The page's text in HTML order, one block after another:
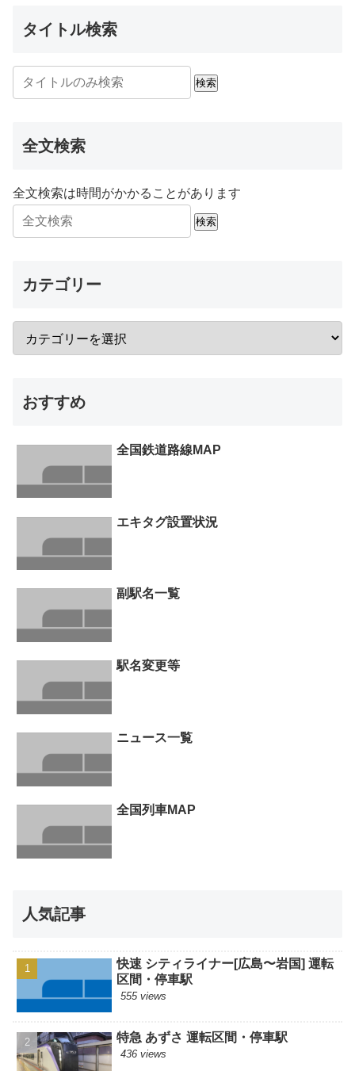
タイトル検索
検索
全文検索
全文検索は時間がかかることがあります
検索
カテゴリー
おすすめ
全国鉄道路線MAP
エキタグ設置状況
副駅名一覧
駅名変更等
ニュース一覧
全国列車MAP
人気記事
快速 シティライナー[広島〜岩国] 運転
区間・停車駅
555 views
特急 あずさ 運転区間・停車駅
436 views